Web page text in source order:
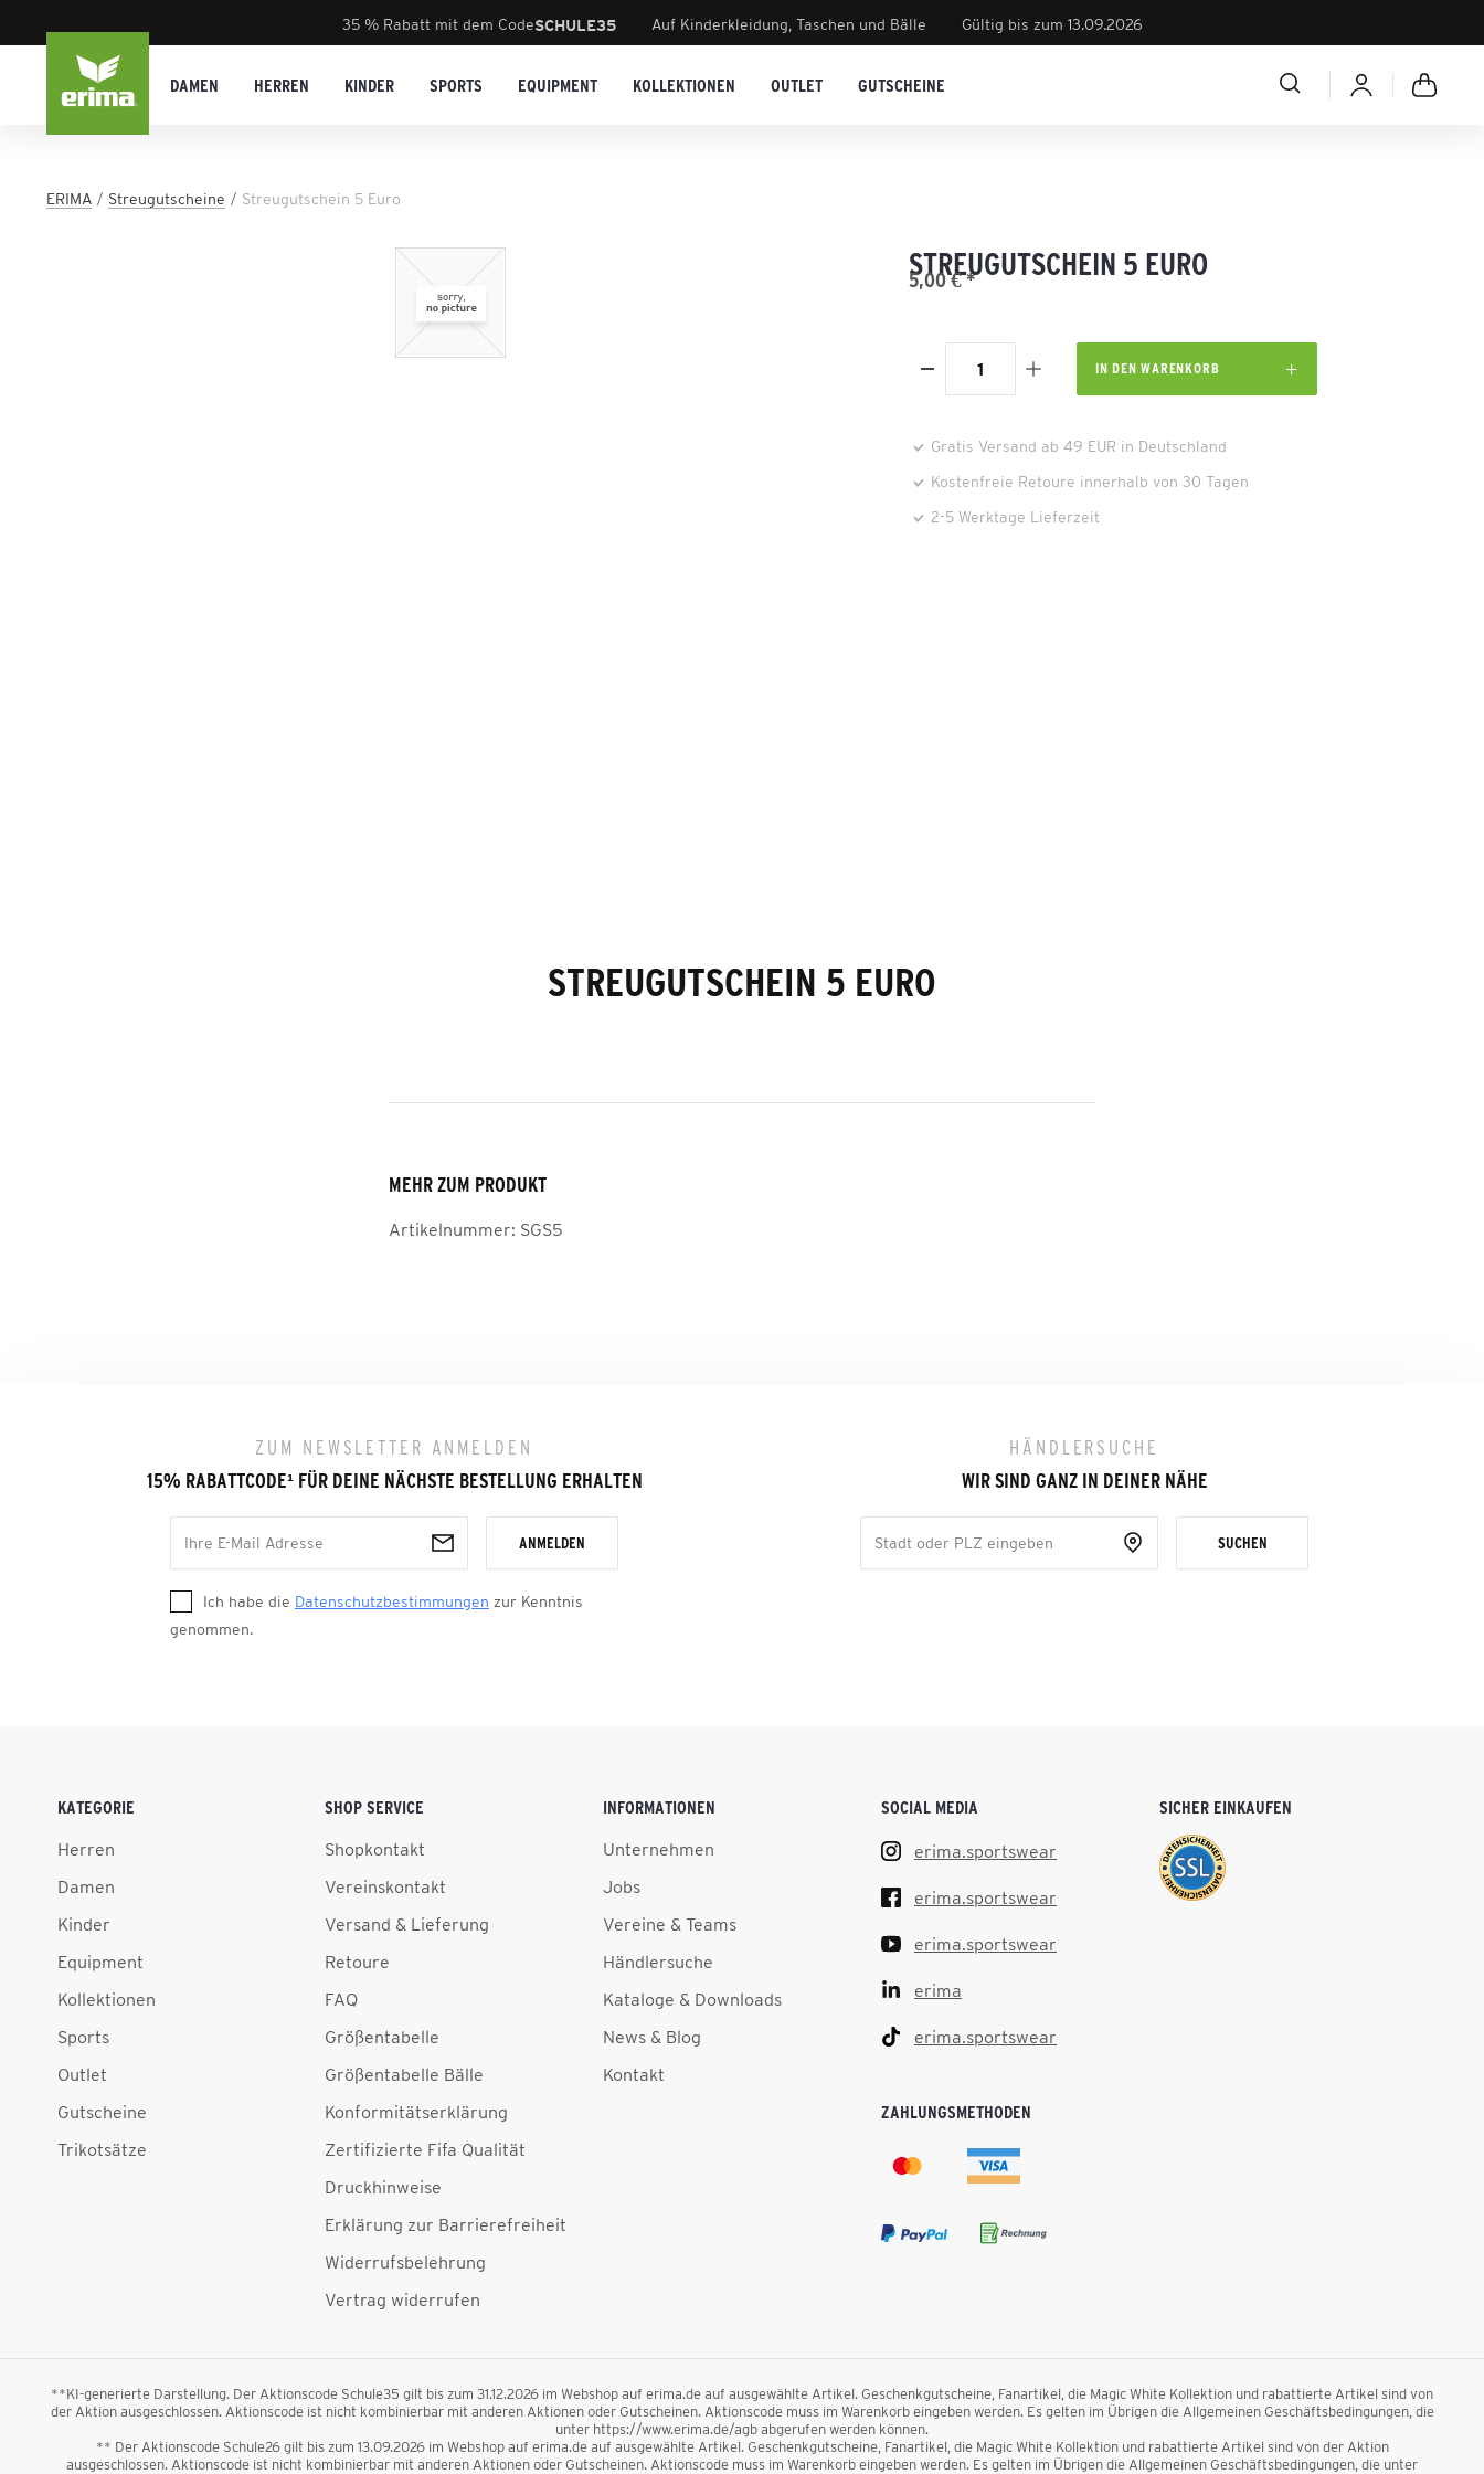
35 % Rabatt mit dem CodeSCHULE35 Auf Kinderkleidung, Taschen und Bälle Gültig bis zum 13.09.2026
DAMEN HERREN KINDER SPORTS EQUIPMENT KOLLEKTIONEN OUTLET GUTSCHEINE
ERIMA Streugutscheine Streugutschein 5 Euro
STREUGUTSCHEIN 5 EURO
5,00 € *
IN DEN WARENKORB
Gratis Versand ab 49 EUR in Deutschland
Kostenfreie Retoure innerhalb von 30 Tagen
2-5 Werktage Lieferzeit
STREUGUTSCHEIN 5 EURO
MEHR ZUM PRODUKT
Artikelnummer: SGS5
ZUM NEWSLETTER ANMELDEN
15% RABATTCODE¹FÜR DEINE NÄCHSTE BESTELLUNG ERHALTEN
ANMELDEN
Ich habe die Datenschutzbestimmungen zur Kenntnis
genommen.
HÄNDLERSUCHE
WIR SIND GANZ IN DEINER NÄHE
SUCHEN
KATEGORIE
Herren
Damen
Kinder
Equipment
Kollektionen
Sports
Outlet
Gutscheine
Trikotsätze
SHOP SERVICE
Shopkontakt
Vereinskontakt
Versand & Lieferung
Retoure
FAQ
Größentabelle
Größentabelle Bälle
Konformitätserklärung
Zertifizierte Fifa Qualität
Druckhinweise
Erklärung zur Barrierefreiheit
Widerrufsbelehrung
Vertrag widerrufen
INFORMATIONEN
Unternehmen
Jobs
Vereine & Teams
Händlersuche
Kataloge & Downloads
News & Blog
Kontakt
SOCIAL MEDIA
erima.sportswear
erima.sportswear
erima.sportswear
erima
erima.sportswear
ZAHLUNGSMETHODEN
SICHER EINKAUFEN
**KI-generierte Darstellung. Der Aktionscode Schule35 gilt bis zum 31.12.2026 im Webshop auf erima.de auf ausgewählte Artikel. Geschenkgutscheine, Fanartikel, die Magic White Kollektion und rabattierte Artikel sind von
der Aktion ausgeschlossen. Aktionscode ist nicht kombinierbar mit anderen Aktionen oder Gutscheinen. Aktionscode muss im Warenkorb eingeben werden. Es gelten im Übrigen die Allgemeinen Geschäftsbedingungen, die
unter https://www.erima.de/agb abgerufen werden können.
** Der Aktionscode Schule26 gilt bis zum 13.09.2026 im Webshop auf erima.de auf ausgewählte Artikel. Geschenkgutscheine, Fanartikel, die Magic White Kollektion und rabattierte Artikel sind von der Aktion
ausgeschlossen. Aktionscode ist nicht kombinierbar mit anderen Aktionen oder Gutscheinen. Aktionscode muss im Warenkorb eingeben werden. Es gelten im Übrigen die Allgemeinen Geschäftsbedingungen, die unter